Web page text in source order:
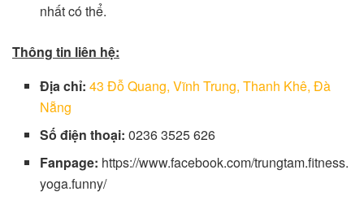
nhất có thể.
Thông tin liên hệ:
Địa chỉ:43 Đỗ Quang, Vĩnh Trung, Thanh Khê, Đà
Nẵng
Số điện thoại:0236 3525 626
Fanpage: https://www.facebook.com/trungtam.fitness.
yoga.funny/